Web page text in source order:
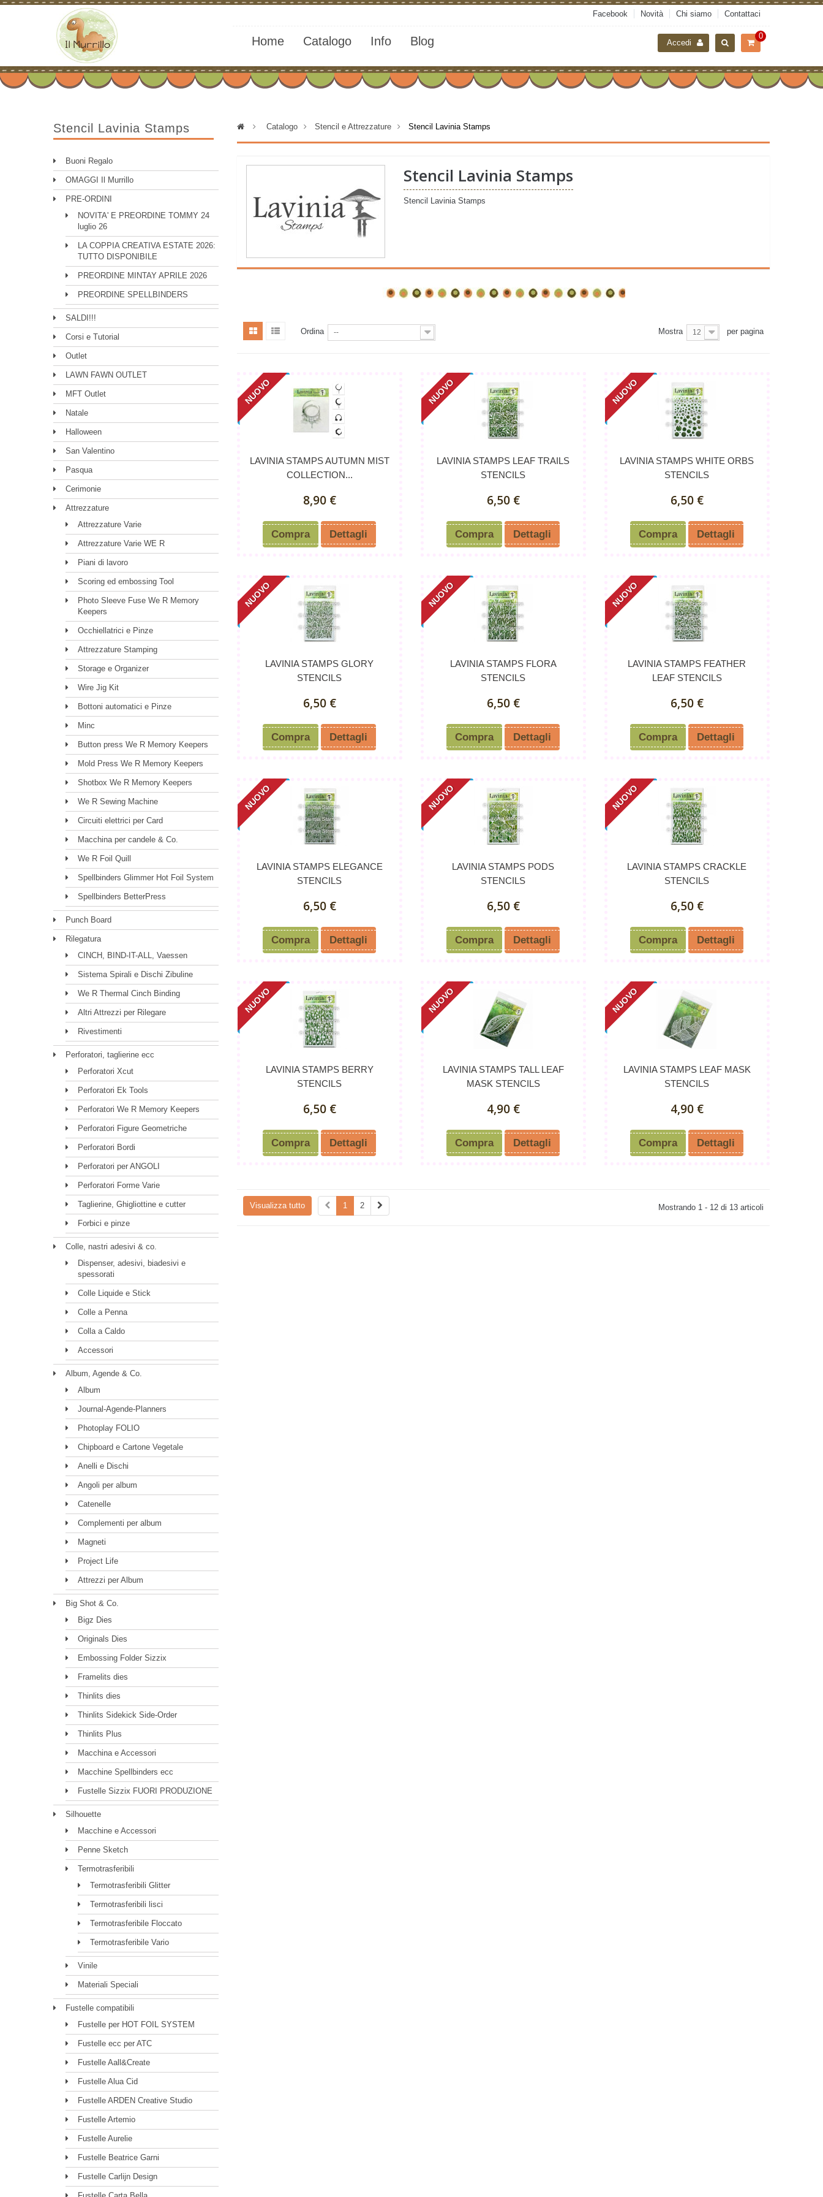
Facebook Novità Chi siamo Contattaci
0
Home Catalogo Info Blog Accedi
Stencil Lavinia Stamps
Buoni Regalo
OMAGGI Il Murrillo
PRE-ORDINI
NOVITA' E PREORDINE TOMMY 24
luglio 26
LA COPPIA CREATIVA ESTATE 2026:
TUTTO DISPONIBILE
PREORDINE MINTAY APRILE 2026
PREORDINE SPELLBINDERS
SALDI!!!
Corsi e Tutorial
Outlet
LAWN FAWN OUTLET
MFT Outlet
Natale
Halloween
San Valentino
Pasqua
Cerimonie
Attrezzature
Attrezzature Varie
Attrezzature Varie WE R
Piani di lavoro
Scoring ed embossing Tool
Photo Sleeve Fuse We R Memory
Keepers
Occhiellatrici e Pinze
Attrezzature Stamping
Storage e Organizer
Wire Jig Kit
Bottoni automatici e Pinze
Minc
Button press We R Memory Keepers
Mold Press We R Memory Keepers
Shotbox We R Memory Keepers
We R Sewing Machine
Circuiti elettrici per Card
Macchina per candele & Co.
We R Foil Quill
Spellbinders Glimmer Hot Foil System
Spellbinders BetterPress
Punch Board
Rilegatura
CINCH, BIND-IT-ALL, Vaessen
Sistema Spirali e Dischi Zibuline
We R Thermal Cinch Binding
Altri Attrezzi per Rilegare
Rivestimenti
Perforatori, taglierine ecc
Perforatori Xcut
Perforatori Ek Tools
Perforatori We R Memory Keepers
Perforatori Figure Geometriche
Perforatori Bordi
Perforatori per ANGOLI
Perforatori Forme Varie
Taglierine, Ghigliottine e cutter
Forbici e pinze
Colle, nastri adesivi & co.
Dispenser, adesivi, biadesivi e
spessorati
Colle Liquide e Stick
Colle a Penna
Colla a Caldo
Accessori
Album, Agende & Co.
Album
Journal-Agende-Planners
Photoplay FOLIO
Chipboard e Cartone Vegetale
Anelli e Dischi
Angoli per album
Catenelle
Complementi per album
Magneti
Project Life
Attrezzi per Album
Big Shot & Co.
Bigz Dies
Originals Dies
Embossing Folder Sizzix
Framelits dies
Thinlits dies
Thinlits Sidekick Side-Order
Thinlits Plus
Macchina e Accessori
Macchine Spellbinders ecc
Fustelle Sizzix FUORI PRODUZIONE
Silhouette
Macchine e Accessori
Penne Sketch
Termotrasferibili
Termotrasferibili Glitter
Termotrasferibili lisci
Termotrasferibile Floccato
Termotrasferibile Vario
Vinile
Materiali Speciali
Fustelle compatibili
Fustelle per HOT FOIL SYSTEM
Fustelle ecc per ATC
Fustelle Aall&Create
Fustelle Alua Cid
Fustelle ARDEN Creative Studio
Fustelle Artemio
Fustelle Aurelie
Fustelle Beatrice Garni
Fustelle Carlijn Design
> Catalogo > Stencil e Attrezzature > Stencil Lavinia Stamps
Stencil Lavinia Stamps
Stencil Lavinia Stamps
Ordina -- Mostra 12 per pagina
NUOVO
LAVINIA STAMPS AUTUMN MIST
COLLECTION...
8,90 €
Compra Dettagli
NUOVO
LAVINIA STAMPS LEAF TRAILS
STENCILS
6,50 €
Compra Dettagli
NUOVO
LAVINIA STAMPS WHITE ORBS
STENCILS
6,50 €
Compra Dettagli
NUOVO
LAVINIA STAMPS GLORY
STENCILS
6,50 €
Compra Dettagli
NUOVO
LAVINIA STAMPS FLORA
STENCILS
6,50 €
Compra Dettagli
NUOVO
LAVINIA STAMPS FEATHER
LEAF STENCILS
6,50 €
Compra Dettagli
NUOVO
LAVINIA STAMPS ELEGANCE
STENCILS
6,50 €
Compra Dettagli
NUOVO
LAVINIA STAMPS PODS
STENCILS
6,50 €
Compra Dettagli
NUOVO
LAVINIA STAMPS CRACKLE
STENCILS
6,50 €
Compra Dettagli
NUOVO
LAVINIA STAMPS BERRY
STENCILS
6,50 €
Compra Dettagli
NUOVO
LAVINIA STAMPS TALL LEAF
MASK STENCILS
4,90 €
Compra Dettagli
NUOVO
LAVINIA STAMPS LEAF MASK
STENCILS
4,90 €
Compra Dettagli
Visualizza tutto 1 2 Mostrando 1 - 12 di 13 articoli